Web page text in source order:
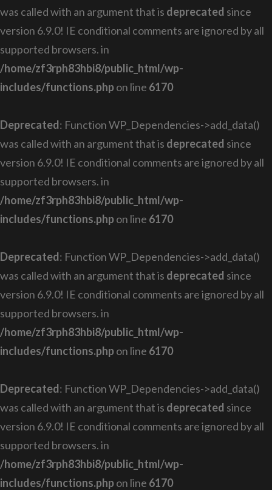
was called with an argument that is deprecated since
version 6.9.0! IE conditional comments are ignored by all
supported browsers. in
/home/zf3rph83hbi8/public_html/wp-
includes/functions.phpon line 6170
Deprecated: Function WP_Dependencies->add_data()
was called with an argument that is deprecated since
version 6.9.0! IE conditional comments are ignored by all
supported browsers. in
/home/zf3rph83hbi8/public_html/wp-
includes/functions.phpon line 6170
Deprecated: Function WP_Dependencies->add_data()
was called with an argument that is deprecated since
version 6.9.0! IE conditional comments are ignored by all
supported browsers. in
/home/zf3rph83hbi8/public_html/wp-
includes/functions.phpon line 6170
Deprecated: Function WP_Dependencies->add_data()
was called with an argument that is deprecated since
version 6.9.0! IE conditional comments are ignored by all
supported browsers. in
/home/zf3rph83hbi8/public_html/wp-
includes/functions.phpon line 6170